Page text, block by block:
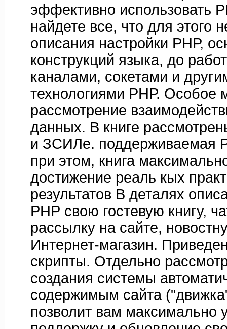
эффективно использовать
найдете все, что для этого
описания настройки РНР,
конструкций языка, до
каналами, сокетами и
технологиями РНР. Особое
рассмотрение
данных. В книге
и ЗСИЛе. поддерживаемая
при этом, книга
достижение реаль кых
результатов В деталях
РНР свою гостевую книгу,
рассылку на сайте,
Интернет-магазин.
скрипты. Отдельно
создания системы
содержимым сайта
позволит вам максимально